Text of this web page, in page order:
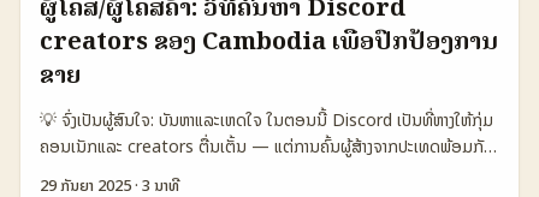
📈 Engagement (est.) 9% 4% 6% 💬 Best use Community
building / events Discovery / creator showcase Direct 1:1
outreach 🔒 Privacy risk Medium (recent breach) Low-
Medium Medium 💸 Typical deal type Flat-fee + server
takeover Sponsored post / flat-fee Sponsored messages /
campaigns ຕາຕະລາງຫຼັກສູດສະແດງວ່າ Discord ເປັນຈຸດທີ່ດີສໍາລັບການ
ສ້າງຄວາມສັນຍາກັບກຸ່ມ, ແຕ່ມີຜົນປະໂຫຍດຕໍ່ engagement ຄືນຫຼາຍກວ່າ
ແຜນ: ການຄົນຫາບຣານຢ່າງຖືກຕ້ອງ, ການສ້າງ pitch ທີ່ເຂົ້າໃຈແລະປອດໄພ
ອອນໄລນໃນການສື່ສານ. 📊 ຕາຕະລາງ Snapshot (ການປຽບທຽບ
ແພລດຟອມສຳລັບ Outreach) 🧩 Metric Discord Telegram
1.000.000 📈 Conversion (brand reply) 12% 8% 9% 💬 Best
for gameplay collab Real-time voice & events Good for
channels & bots Broad reach, less realtime 🔒 Privacy /
creators ຂອງ Cambodia ເພື່ອປົກປ້ອງການ
ຂາຍ
💡 ຈົ່ງເປັນຜູ້ສົນໃຈ: ບັນຫາແລະເຫດໃຈ ໃນຕອນນີ້ Discord ເປັນທີ່ຫາງໃຫ້ກຸ່ມ
ຄອນເນັກແລະ creators ຕື່ນເຕັ້ນ — ແຕ່ການຄົ້ນຜູ້ສ້າງຈາກປະເທດພ້ອມກັບ
ການຈັດງານ creator-led sales pushes ຢູ່ Cambodia ມີຄວາມທ້າທາຍ
29 ກັນຍາ 2025·3 ນາທີ